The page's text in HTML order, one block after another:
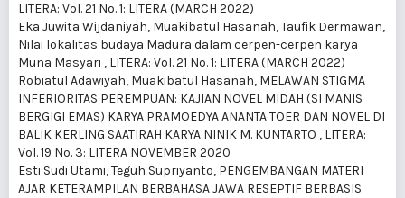
LITERA: Vol. 21 No. 1: LITERA (MARCH 2022)
Eka Juwita Wijdaniyah, Muakibatul Hasanah, Taufik Dermawan,
Nilai lokalitas budaya Madura dalam cerpen-cerpen karya
Muna Masyari , LITERA: Vol. 21 No. 1: LITERA (MARCH 2022)
Robiatul Adawiyah, Muakibatul Hasanah, MELAWAN STIGMA
INFERIORITAS PEREMPUAN: KAJIAN NOVEL MIDAH (SI MANIS
BERGIGI EMAS) KARYA PRAMOEDYA ANANTA TOER DAN NOVEL DI
BALIK KERLING SAATIRAH KARYA NINIK M. KUNTARTO , LITERA:
Vol. 19 No. 3: LITERA NOVEMBER 2020
Esti Sudi Utami, Teguh Supriyanto, PENGEMBANGAN MATERI
AJAR KETERAMPILAN BERBAHASA JAWA RESEPTIF BERBASIS